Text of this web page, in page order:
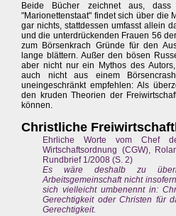
Beide Bücher zeichnet aus,
"Marionettenstaat" findet sich über die
gar nichts, stattdessen umfasst allein
und die unterdrückenden Frauen 56
zum Börsenkrach Gründe für den
lange blättern. Außer den bösen
aber nicht nur ein Mythos des
auch nicht aus einem
uneingeschränkt empfehlen: Als
den kruden Theorien der
können.
Christliche
Ehrliche Worte vom Chef
Wirtschaftsordnung (CGW),
Rundbrief 1/2008 (S. 2)
Es wäre deshalb zu
Arbeitsgemeinschaft nicht
sich vielleicht umbenennt in:
Gerechtigkeit oder Christen für
Gerechtigkeit.